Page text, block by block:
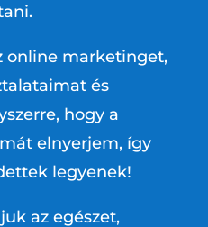
online marketinget,
és
hogy a
elnyerjem, így
legyenek!
az egészet,